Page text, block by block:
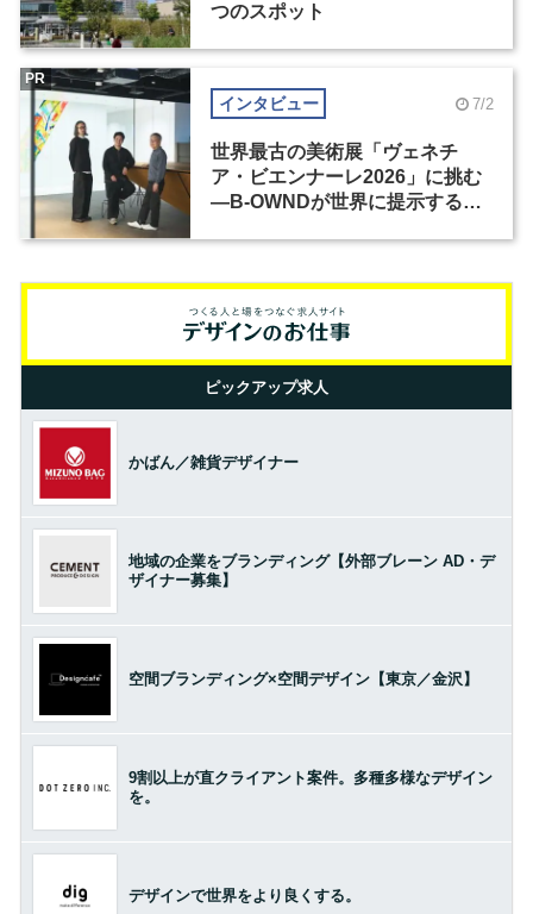
つのスポット
インタビュー 7/2
世界最古の美術展「ヴェネチ
ア・ビエンナーレ2026」に挑む
―B-OWNDが世界に提示する美
PR
ピックアップ求人
かばん／雑貨デザイナー
地域の企業をブランディング【外部ブレーン AD・デ
ザイナー募集】
空間ブランディング×空間デザイン【東京／金沢】
9割以上が直クライアント案件。多種多様なデザイン
を。
デザインで世界をより良くする。